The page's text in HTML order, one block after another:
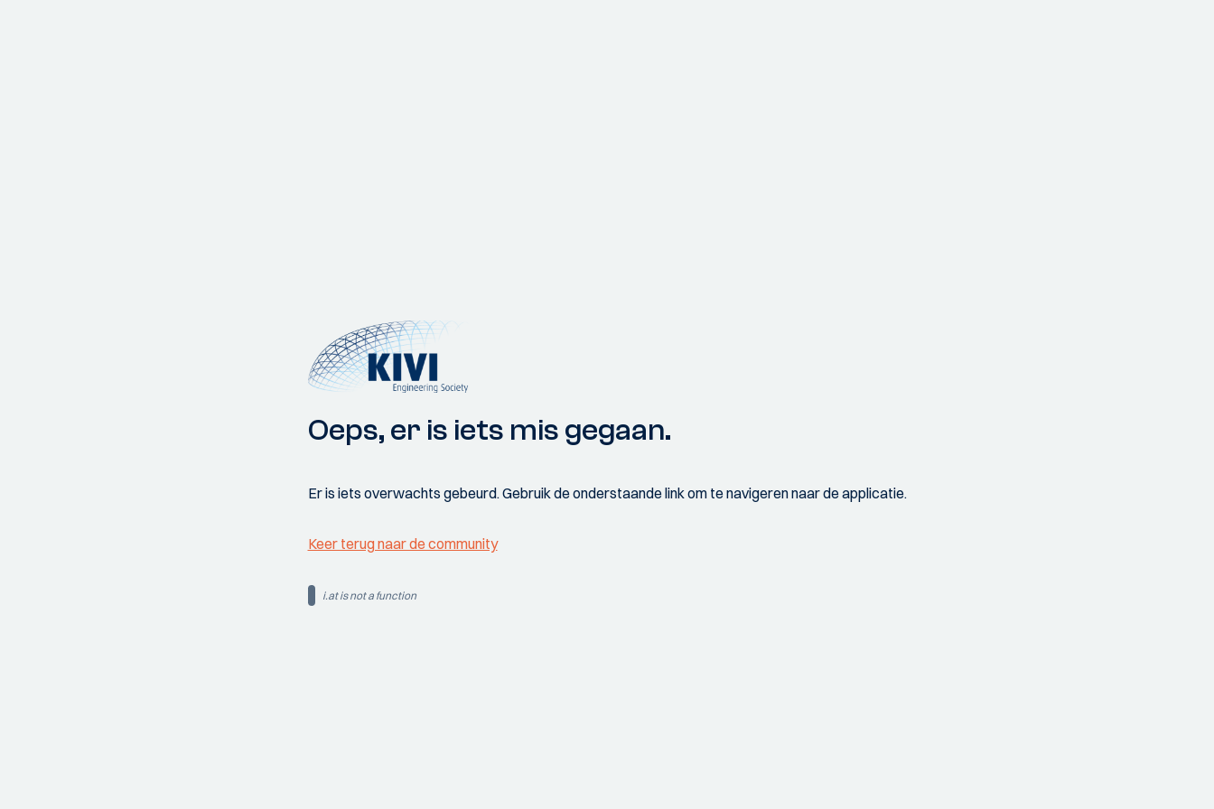
Oeps, er is iets mis gegaan.
Er is iets overwachts gebeurd. Gebruik de onderstaande link om te navigeren naar de applicatie.
Keer terug naar de community
i.at is not a function